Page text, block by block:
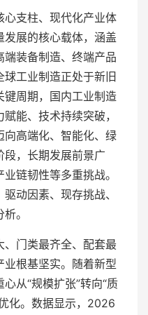
心支柱、现代化产业体
展的核心载体，涵盖
装备制造、终端产品
工业制造正处于新旧
键周期，国内工业制造
能、技术持续突破，
向高端化、智能化、绿
，长期发展前景广
链韧性等多重挑战。
动因素、现存挑战、
。
、门类最齐全、配套最
根基坚实。随着新型
从“规模扩张”转向“质
化。数据显示，2026